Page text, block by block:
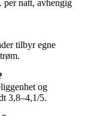
per natt, avhengig
tilbyr egne
og
3,8–4,1/5.